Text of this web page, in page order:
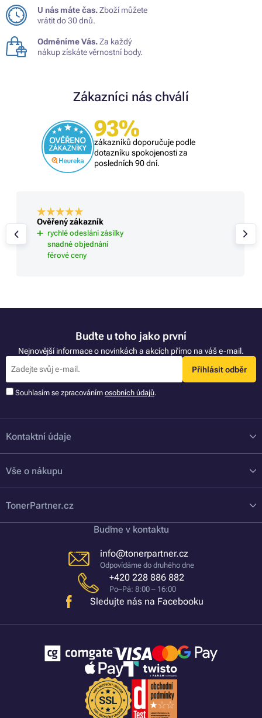
U nás máte čas.Zboží můžete
vrátit do 30 dnů.
Odměníme Vás.Za každý
nákup získáte věrnostní body.
Zákazníci nás chválí
93%
zákazníků doporučuje podle
dotazníku spokojenosti za
posledních 90 dní.
Ověřený zákazník
rychlé odeslání zásilky
snadné objednání
férové ceny
Buďte u toho jako první
Nejnovější informace o novinkách a akcích přímo na váš e-mail.
Přihlásit odběr
Souhlasím se zpracováním osobních údajů.
Kontaktní údaje
Vše o nákupu
TonerPartner.cz
Buďme v kontaktu
info@tonerpartner.cz
Odpovídáme do druhého dne
+420 228 886 882
Po–Pá: 8:00 – 16:00
Sledujte nás na Facebooku